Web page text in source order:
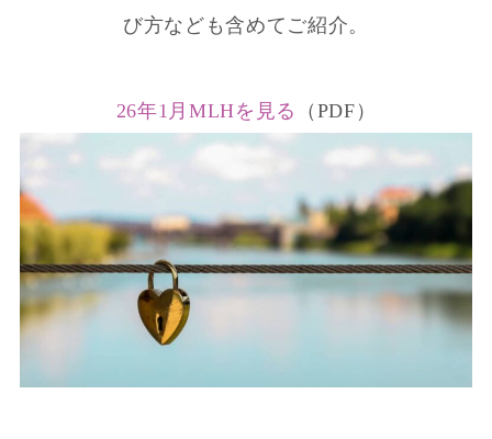
び方なども含めてご紹介。
26年1月MLHを見る （PDF）